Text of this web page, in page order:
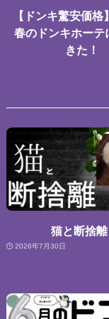
【ドンキ驚安価格
春のドンキホーテ
きた！
猫と断捨離
2026年7月30日